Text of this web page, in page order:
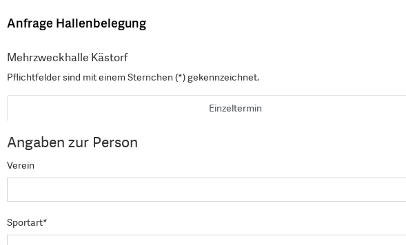
Anfrage Hallenbelegung
Mehrzweckhalle Kästorf
Pflichtfelder sind mit einem Sternchen (*) gekennzeichnet.
Einzeltermin
Angaben zur Person
Verein
Sportart*